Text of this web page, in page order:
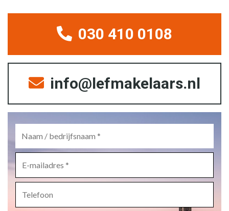
030 410 0108
info@lefmakelaars.nl
mailadres *